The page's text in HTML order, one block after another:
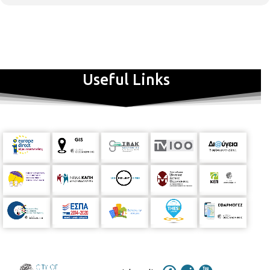
φαντασία και τον συναισθηματικό τους κόσμο.
Αυγούστου, 11:00-12:30, το πρωί Για φαντάσου… Ότι
ταξιδεύεις στο παρελθόν, στην αρχαία Αθήνα, στην Αθήνα
μέρος στις γιορτές της πόλης, επισκέπτεστε τα μνημεία της
πόλης, βλέπετε μια παράσταση στο θέατρο, πάτε στην
Εκκλησία του Δήμου. Ξεφύλλισε τα βιβλία, μάζεψε το υλικό
σου, κουβέντιασε με τους φίλους σου και πέσε με τα μούτρα
στις δραστηριότητες. Με την νηπιαγωγόΠολυμενέα Έλλη
παιδιά από 5 ετών και πάνω. Με προεγγραφήΚαθ’ όλη τη
διάρκεια του καλοκαιριού, οι Βιβλιοθήκες συντονίζουν τις
δράσεις τους στην ιστοσελίδα network.nlg.gr και μοιράζονται
εκδηλώσεις είναι δωρεάν, αλλά απαιτείται προεγγραφή
Useful Links